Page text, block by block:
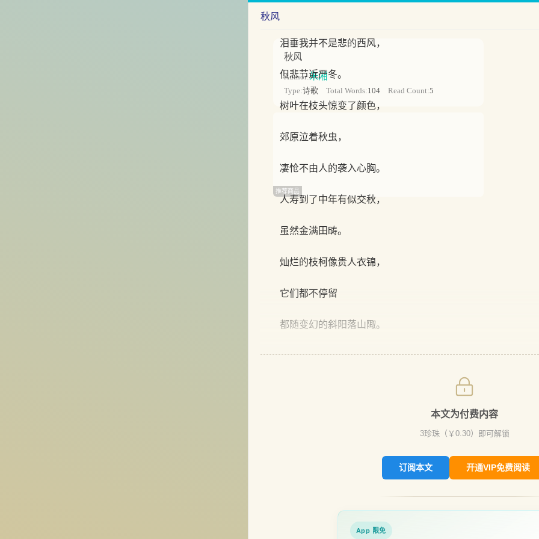
秋风
泪垂我并不是悲的西风，
但悲节近严冬。
树叶在枝头惊变了颜色，
郊原泣着秋虫，
凄怆不由人的袭入心胸。
人寿到了中年有似交秋，
虽然金满田畴。
灿烂的枝柯像贵人衣锦，
它们都不停留
都随变幻的斜阳落山陬。
本文为付费内容
3珍珠（￥ 0.30）即可解锁
订阅本文 开通VIP免费阅读
App 限免
秋风
Author:朱湘
Type:诗歌 Total Words:104 Read Count:5
推荐商品